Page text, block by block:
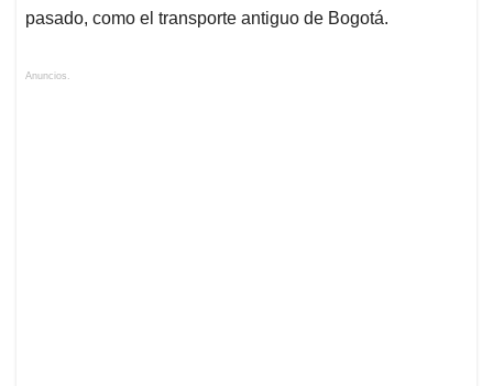
pasado, como el transporte antiguo de Bogotá.
Anuncios.